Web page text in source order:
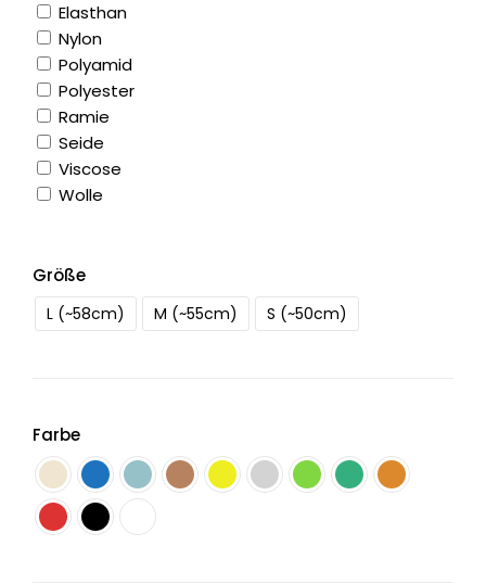
Elasthan
Nylon
Polyamid
Polyester
Ramie
Seide
Viscose
Wolle
Größe
L (~58cm) M (~55cm) S (~50cm)
Farbe